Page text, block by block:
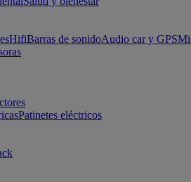
HifiBarras de sonidoAudio car y GPS
Patinetes eléctricos